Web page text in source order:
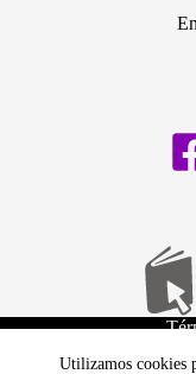
Utilizamos cookies
Política